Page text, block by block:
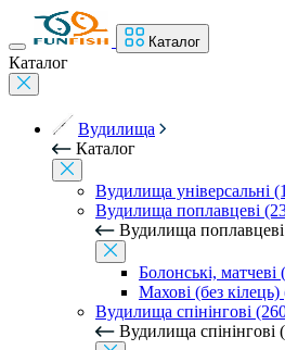
Каталог
Каталог
Вудилища
Каталог
Вудилища універсальні
Вудилища поплавцеві
Вудилища
Болонські,
Махові (без
Вудилища спінінгові
Вудилища спінінгові